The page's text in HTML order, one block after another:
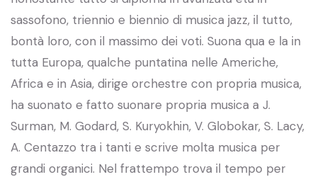
sassofono, triennio e biennio di musica jazz, il tutto,
bontà loro, con il massimo dei voti. Suona qua e la in
tutta Europa, qualche puntatina nelle Americhe,
Africa e in Asia, dirige orchestre con propria musica,
ha suonato e fatto suonare propria musica a J.
Surman, M. Godard, S. Kuryokhin, V. Globokar, S. Lacy,
A. Centazzo tra i tanti e scrive molta musica per
grandi organici. Nel frattempo trova il tempo per